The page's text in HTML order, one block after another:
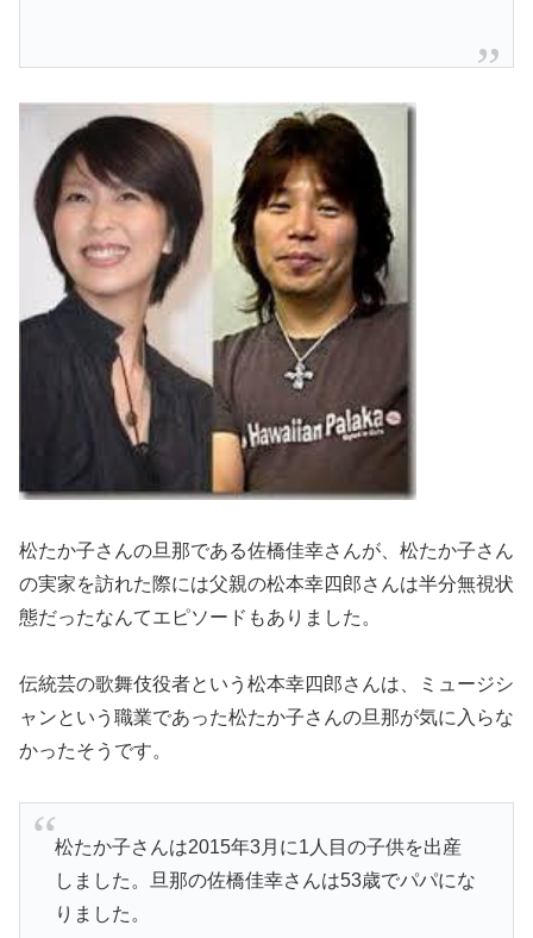
松たか子さんの旦那である佐橋佳幸さんが、松たか子さん
の実家を訪れた際には父親の松本幸四郎さんは半分無視状
態だったなんてエピソードもありました。
伝統芸の歌舞伎役者という松本幸四郎さんは、
ミュージシ
ャンという職業であった松たか子さんの旦那が気に入らな
かったそうです。
松たか子さんは2015年3月に1人目の子供を出産
しました。旦那の佐橋佳幸さんは53歳でパパにな
りました。